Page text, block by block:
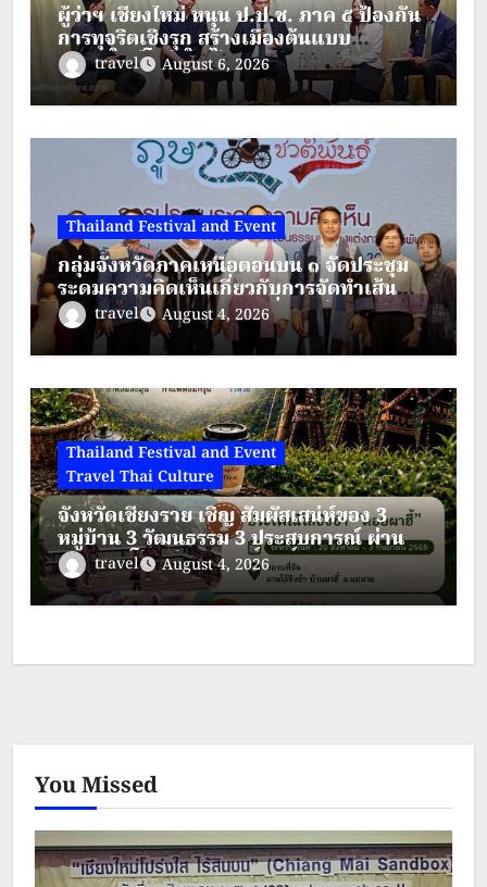
ผู้ว่าฯ เชียงใหม่ หนุน ป.ป.ช. ภาค ๕ ป้องกัน
การทุจริตเชิงรุก สร้างเมืองต้นแบบ
“เชียงใหม่โปร่งใส ไร้สินบน”
travel August 6, 2026
Thailand Festival and Event
กลุ่มจังหวัดภาคเหนือตอนบน ๑ จัดประชุม
ระดมความคิดเห็นเกี่ยวกับการจัดทำเส้น
ทางตามรอยวัฒนธรรมเครื่องแต่งกาย
ชาติพันธุ์ ภายใต้โครงการส่งเสริมการท่อง
เที่ยวชาติพันธุ์สีสันแห่งล้านนา
travel August 4, 2026
Thailand Festival and Event
Travel Thai Culture
จังหวัดเชียงราย เชิญ สัมผัสเสน่ห์ของ 3
หมู่บ้าน 3 วัฒนธรรม 3 ประสบการณ์ ผ่าน
พิธีกรรมโล้ชิงช้าอันศักดิ์สิทธิ์ การแสดงศิลป
วัฒนธรรมชนเผ่า การแต่งกายพื้นเมืองสีสัน
งดงาม วิถีชีวิตบนดอย
travel August 4, 2026
You Missed